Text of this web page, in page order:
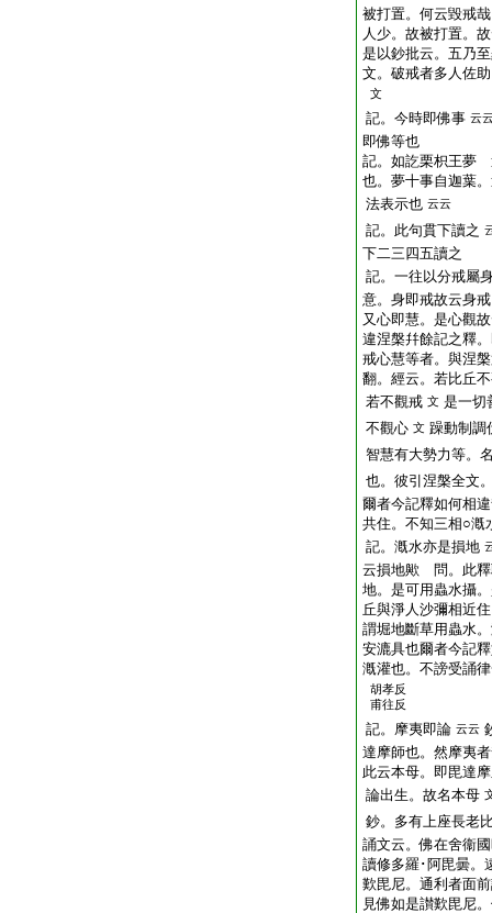
被打置。何云毀戒
人少。故被打置。
是以鈔批云。五乃
文。破戒者多人佐
文
記。今時即佛事 云
即佛等也
記。如訖栗枳王夢
也。夢十事自迦葉
法表示也 云云
記。此句貫下讀之
下二三四五讀之
記。一往以分戒屬
意。身即戒故云身
又心即慧。是心觀
違涅槃幷餘記之釋
戒心慧等者。與涅
翻。經云。若比丘
若不觀戒 文 是一切
不觀心 文 躁動制調
智慧有大勢力等。
也。彼引涅槃全文
爾者今記釋如何相
共住。不知三相○漑
記。漑水亦是損地
云損地歟 問。此釋
地。是可用蟲水攝
丘與淨人沙彌相近
謂堀地斷草用蟲水
安漉具也爾者今記
漑灌也。不謗受誦
胡孝反
甫往反
記。摩夷即論 云云
達摩師也。然摩夷
此云本母。即毘達
論出生。故名本母
鈔。多有上座長老
誦文云。佛在舍衞
讀修多羅･阿毘曇。
歎毘尼。通利者面
見佛如是讃歎毘尼